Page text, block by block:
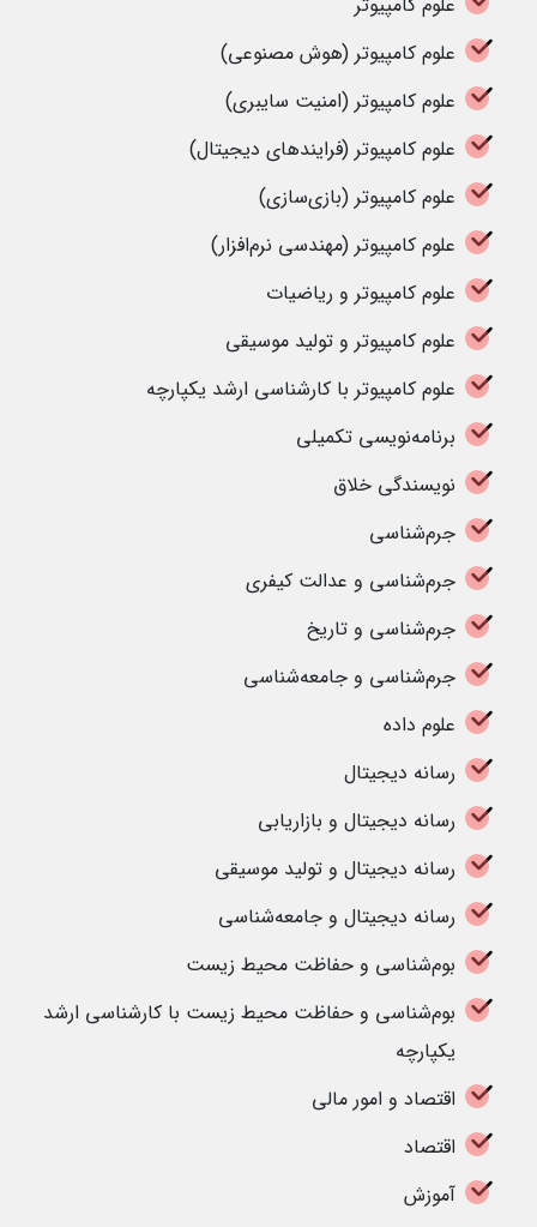
علوم کامپیوتر (هوش مصنوعی)
علوم کامپیوتر (امنیت سایبری)
علوم کامپیوتر (فرایندهای دیجیتال)
علوم کامپیوتر (بازی‌سازی)
علوم کامپیوتر (مهندسی نرم‌افزار)
علوم کامپیوتر و ریاضیات
علوم کامپیوتر و تولید موسیقی
علوم کامپیوتر با کارشناسی ارشد یکپارچه
برنامه‌نویسی تکمیلی
نویسندگی خلاق
جرم‌شناسی
جرم‌شناسی و عدالت کیفری
جرم‌شناسی و تاریخ
جرم‌شناسی و جامعه‌شناسی
علوم داده
رسانه دیجیتال
رسانه دیجیتال و بازاریابی
رسانه دیجیتال و تولید موسیقی
رسانه دیجیتال و جامعه‌شناسی
بوم‌شناسی و حفاظت محیط زیست
بوم‌شناسی و حفاظت محیط زیست با کارشناسی ارشد
یکپارچه
اقتصاد و امور مالی
اقتصاد
آموزش